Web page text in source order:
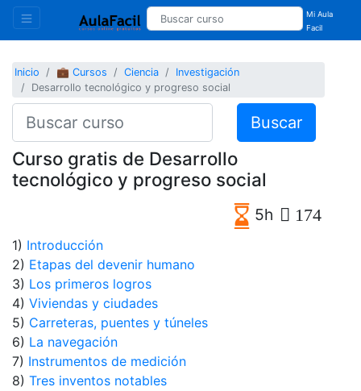
Mi Aula
Facil
Inicio 💼 Cursos Ciencia
Investigación
Desarrollo tecnológico y progreso social
Buscar
Curso gratis de Desarrollo
tecnológico y progreso social
5h 174
1) Introducción
2) Etapas del devenir humano
3) Los primeros logros
4) Viviendas y ciudades
5) Carreteras, puentes y túneles
6) La navegación
7) Instrumentos de medición
8) Tres inventos notables